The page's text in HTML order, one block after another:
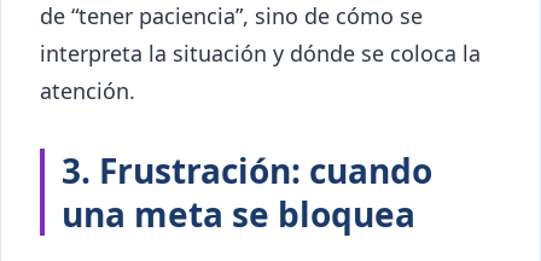
de “tener paciencia”, sino de cómo se
interpreta la situación y dónde se coloca la
atención.
3. Frustración: cuando
una meta se bloquea